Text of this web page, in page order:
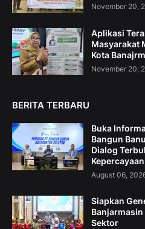
November 20,
Aplikasi
Masyarakat
Kota
November 20,
BERITA TERBARU
Buka
Bangun
Dialog
August 06,
Siapkan
Sektor